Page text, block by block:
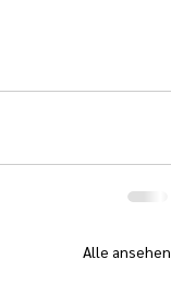
Alle ansehen